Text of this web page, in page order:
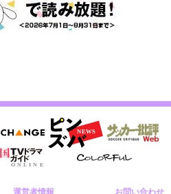
運営者情報 お問い合わせ